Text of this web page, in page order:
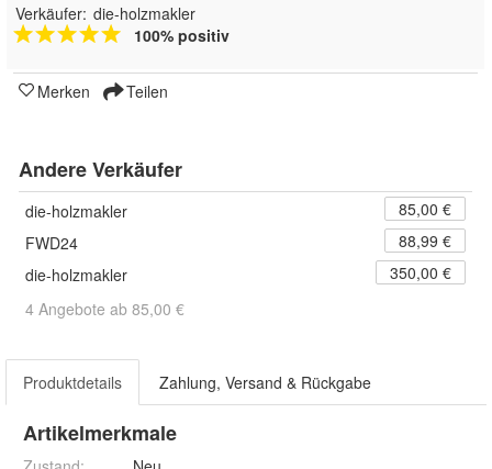
Verkäufer: die-holzmakler
100% positiv
Merken Teilen
Andere Verkäufer
die-holzmakler
85,00 €
FWD24
88,99 €
die-holzmakler
350,00 €
4 Angebote ab 85,00 €
Produktdetails Zahlung, Versand & Rückgabe
Artikelmerkmale